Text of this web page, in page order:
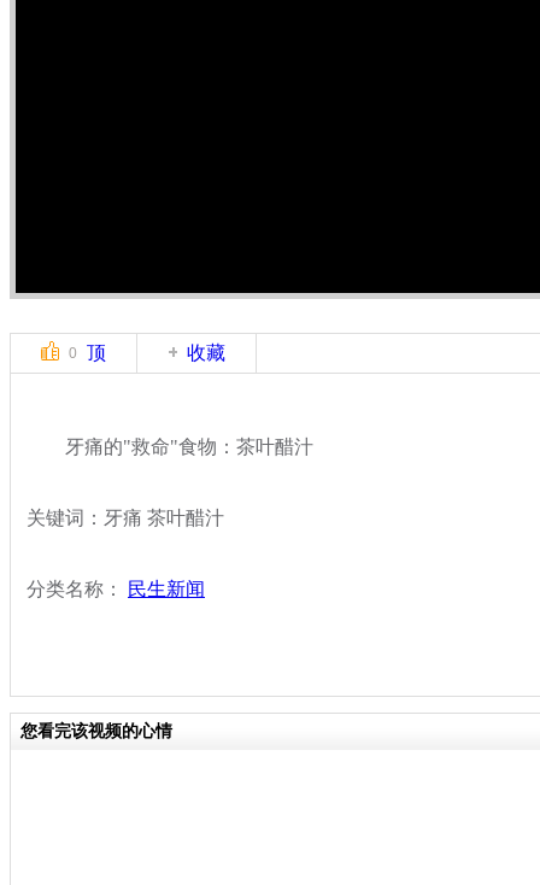
0 顶 收藏
牙痛的"救命"食物：茶叶醋汁
关键词：牙痛 茶叶醋汁
分类名称： 民生新闻
您看完该视频的心情